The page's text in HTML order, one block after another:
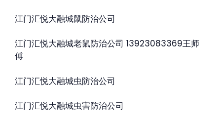
江门汇悦大融城鼠防治公司
江门汇悦大融城老鼠防治公司 13923083369王师
傅
江门汇悦大融城虫防治公司
江门汇悦大融城虫害防治公司